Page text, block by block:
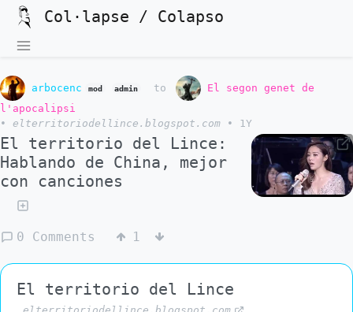
Col·lapse / Colapso
arbocenc mod admin to
El segon genet de
l'apocalipsi
•
elterritoriodellince.blogspot.com • 1Y
El territorio del Lince:
Hablando de China, mejor
con canciones
0 Comments 1
El territorio del Lince